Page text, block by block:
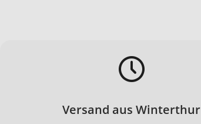
Versand aus Winterthur